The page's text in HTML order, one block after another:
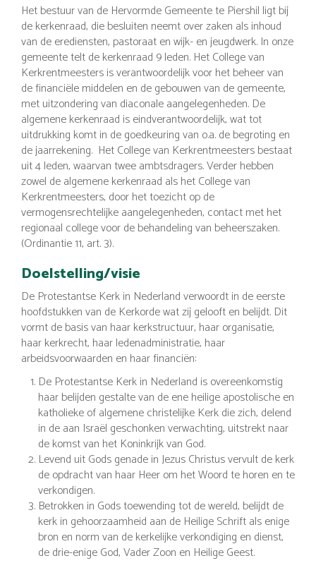
Het bestuur van de Hervormde Gemeente te Piershil ligt bij
de kerkenraad, die besluiten neemt over zaken als inhoud
van de erediensten, pastoraat en wijk- en jeugdwerk. In onze
gemeente telt de kerkenraad 9 leden. Het College van
Kerkrentmeesters is verantwoordelijk voor het beheer van
de financiële middelen en de gebouwen van de gemeente,
met uitzondering van diaconale aangelegenheden. De
algemene kerkenraad is eindverantwoordelijk, wat tot
uitdrukking komt in de goedkeuring van o.a. de begroting en
de jaarrekening. Het College van Kerkrentmeesters bestaat
uit 4 leden, waarvan twee ambtsdragers. Verder hebben
zowel de algemene kerkenraad als het College van
Kerkrentmeesters, door het toezicht op de
vermogensrechtelijke aangelegenheden, contact met het
regionaal college voor de behandeling van beheerszaken.
(Ordinantie 11, art. 3).
Doelstelling/visie
De Protestantse Kerk in Nederland verwoordt in de eerste
hoofdstukken van de Kerkorde wat zij gelooft en belijdt. Dit
vormt de basis van haar kerkstructuur, haar organisatie,
haar kerkrecht, haar ledenadministratie, haar
arbeidsvoorwaarden en haar financiën:
De Protestantse Kerk in Nederland is overeenkomstig
haar belijden gestalte van de ene heilige apostolische en
katholieke of algemene christelijke Kerk die zich, delend
in de aan Israël geschonken verwachting, uitstrekt naar
de komst van het Koninkrijk van God.
Levend uit Gods genade in Jezus Christus vervult de kerk
de opdracht van haar Heer om het Woord te horen en te
verkondigen.
Betrokken in Gods toewending tot de wereld, belijdt de
kerk in gehoorzaamheid aan de Heilige Schrift als enige
bron en norm van de kerkelijke verkondiging en dienst,
de drie-enige God, Vader Zoon en Heilige Geest.